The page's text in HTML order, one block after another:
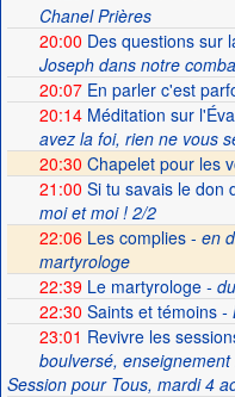
Chanel Prières
20:00 Des questions sur
Joseph dans notre
20:07En parler c'est
20:14Méditation sur
avez la foi, rien ne vous
20:30 Chapelet pour les
21:00 Si tu savais le don
moi et moi ! 2/2
22:06 Les complies - en
martyrologe
22:39Le martyrologe-
22:30 Saints et témoins-
23:01 Revivre les
boulversé,
Session pour Tous, mardi 4